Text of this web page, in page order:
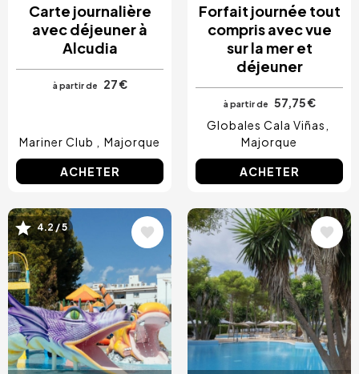
Carte journalière
avec déjeuner à
Alcudia
à partir de 27 €
Mariner Club Majorque
ACHETER
Forfait journée tout
compris avec vue
sur la mer et
déjeuner
à partir de
57,75 €
Globales Cala Viñas
Majorque
ACHETER
Image
4.2 / 5 Image